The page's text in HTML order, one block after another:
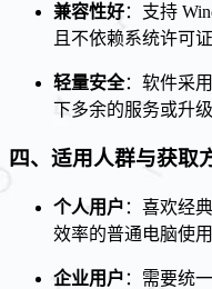
兼容性好：支持
且不依赖系统许可
轻量安全：软件采
下多余的服务或升级
四、适用人群与获取
个人用户 ：喜欢经
效率的普通电脑使用
企业用户 ：需要统